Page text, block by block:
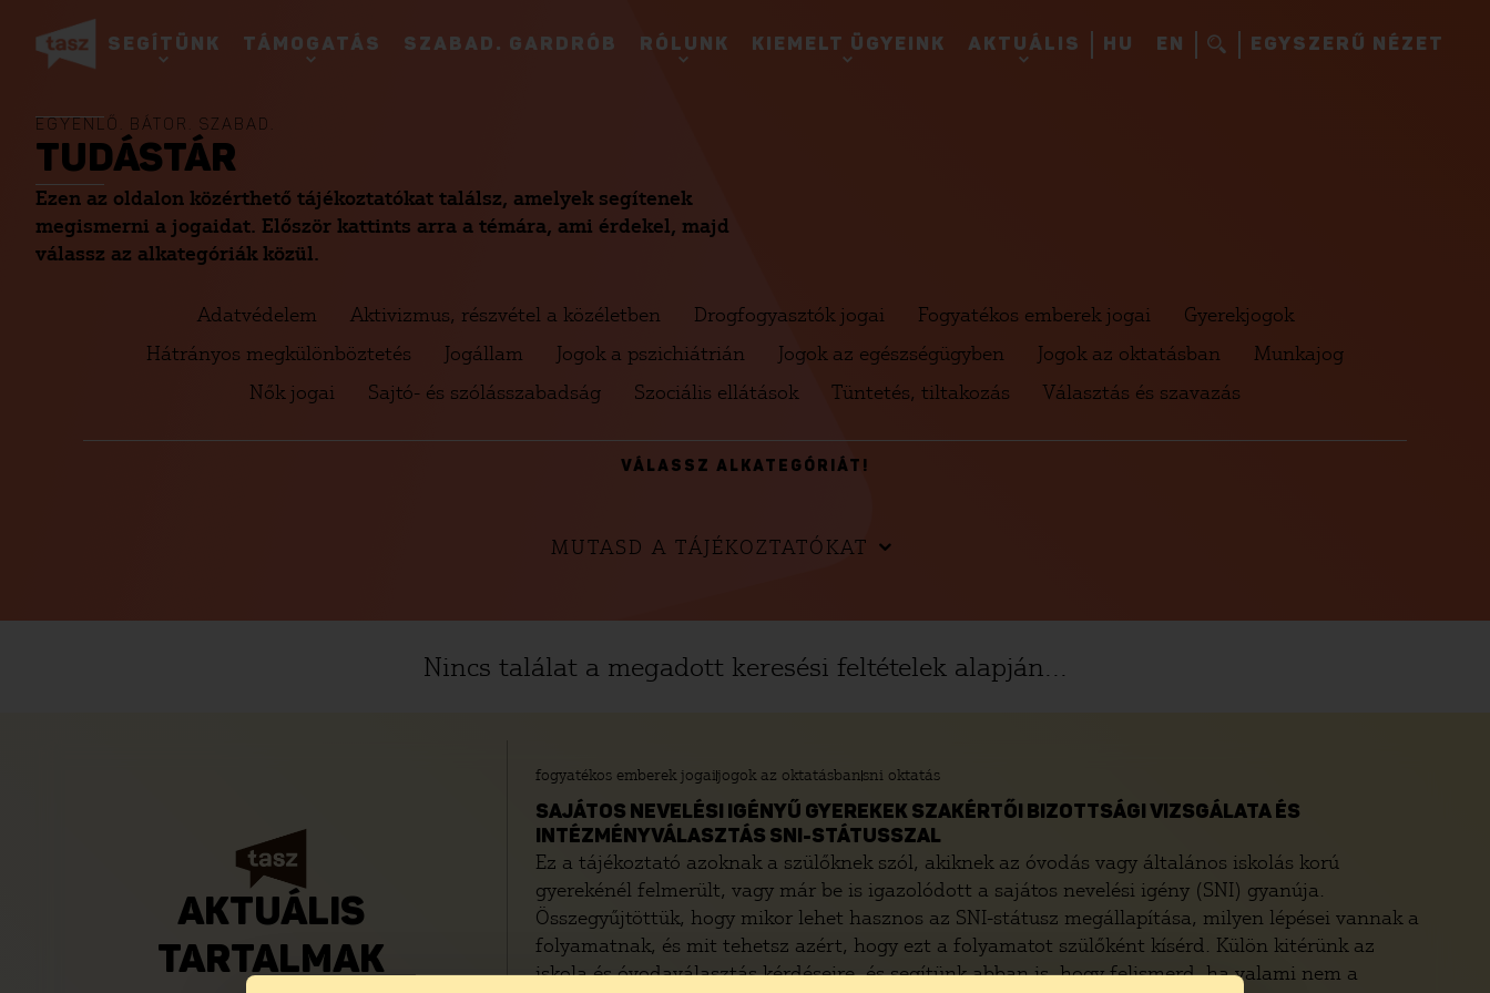
SEGÍTÜNK TÁMOGATÁS SZABAD. GARDRÓB RÓLUNK KIEMELT ÜGYEINK AKTUÁLIS HU EN EGYSZERŰ NÉZET
EGYENLŐ. BÁTOR. SZABAD.
TUDÁSTÁR
Ezen az oldalon közérthető tájékoztatókat találsz, amelyek segítenek
megismerni a jogaidat. Először kattints arra a témára, ami érdekel, majd
válassz az alkategóriák közül.
Adatvédelem Aktivizmus, részvétel a közéletben Drogfogyasztók jogai Fogyatékos emberek jogai
Gyerekjogok
Hátrányos megkülönböztetés
Jogállam Jogok a pszichiátrián Jogok az egészségügyben Jogok az oktatásban
Munkajog
Nők jogai
Sajtó- és szólásszabadság Szociális ellátások Tüntetés, tiltakozás Választás és szavazás
VÁLASSZ ALKATEGÓRIÁT!
MUTASD A TÁJÉKOZTATÓKAT
Nincs találat a megadott keresési feltételek alapján...
AKTUÁLIS
TARTALMAK
fogyatékos emberek jogaijogok az oktatásbansni oktatás
SAJÁTOS NEVELÉSI IGÉNYŰ GYEREKEK SZAKÉRTŐI BIZOTTSÁGI VIZSGÁLATA ÉS
INTÉZMÉNYVÁLASZTÁS SNI-STÁTUSSZAL
Ez a tájékoztató azoknak a szülőknek szól, akiknek az óvodás vagy általános iskolás korú
gyerekénél felmerült, vagy már be is igazolódott a sajátos nevelési igény (SNI) gyanúja.
Összegyűjtöttük, hogy mikor lehet hasznos az SNI-státusz megállapítása, milyen lépései vannak a
folyamatnak, és mit tehetsz azért, hogy ezt a folyamatot szülőként kísérd. Külön kitérünk az
iskola és óvodaválasztás kérdéseire, és segítünk abban is, hogy felismerd, ha valami nem a